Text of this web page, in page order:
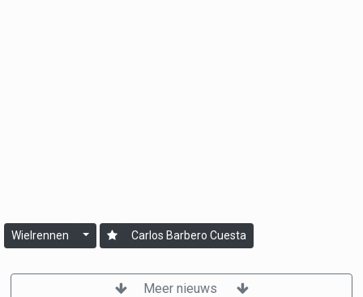
Wielrennen Carlos Barbero Cuesta
Meer nieuws